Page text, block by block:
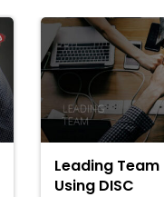
Leading
Using DISC